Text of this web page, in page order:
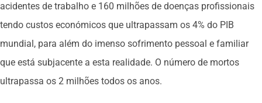
acidentes de trabalho e 160 milhões de doenças profissionais
tendo custos económicos que ultrapassam os 4% do PIB
mundial, para além do imenso sofrimento pessoal e familiar
que está subjacente a esta realidade. O número de mortos
ultrapassa os 2 milhões todos os anos.